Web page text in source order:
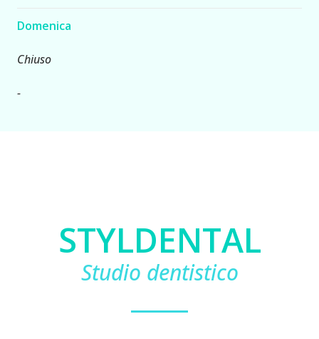
Domenica
Chiuso
-
STYLDENTAL
Studio dentistico